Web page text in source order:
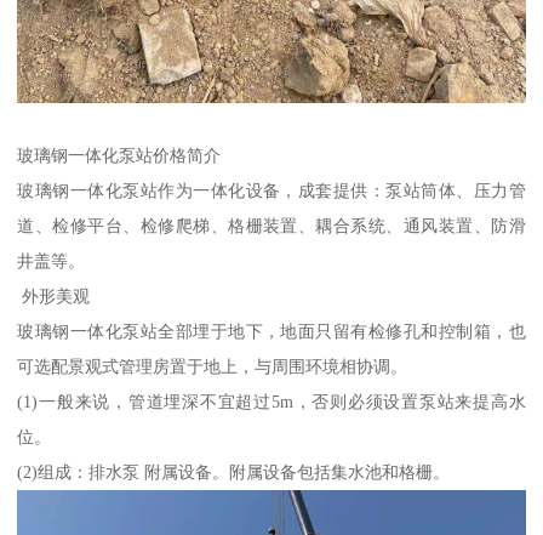
玻璃钢一体化泵站价格简介
玻璃钢一体化泵站作为一体化设备，成套提供：泵站筒体、压力管
道、检修平台、检修爬梯、格栅装置、耦合系统、通风装置、防滑
井盖等。
外形美观
玻璃钢一体化泵站全部埋于地下，地面只留有检修孔和控制箱，也
可选配景观式管理房置于地上，与周围环境相协调。
(1)一般来说，管道埋深不宜超过5m，否则必须设置泵站来提高水
位。
(2)组成：排水泵 附属设备。附属设备包括集水池和格栅。